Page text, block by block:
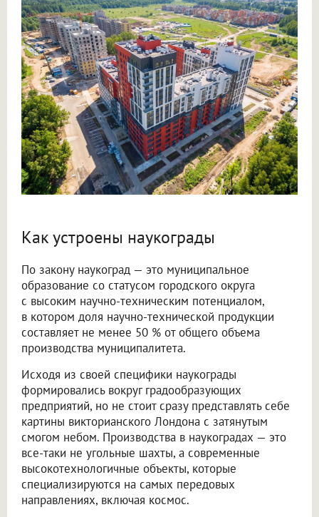
Как устроены наукограды
По закону наукоград — это муниципальное
образование со статусом городского округа
с высоким научно-техническим потенциалом,
в котором доля научно-технической продукции
составляет не менее 50 % от общего объема
производства муниципалитета.
Исходя из своей специфики наукограды
формировались вокруг градообразующих
предприятий, но не стоит сразу представлять себе
картины викторианского Лондона с затянутым
смогом небом. Производства в наукоградах — это
все-таки не угольные шахты, а современные
высокотехнологичные объекты, которые
специализируются на самых передовых
направлениях, включая космос.